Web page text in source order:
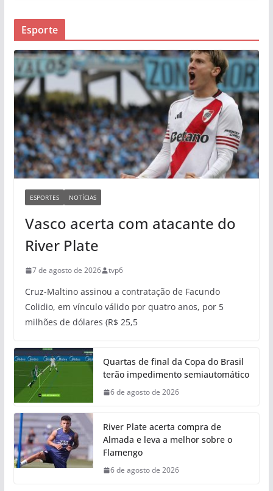
Esporte
ESPORTES NOTÍCIAS
Vasco acerta com atacante do
River Plate
7 de agosto de 2026 tvp6
Cruz-Maltino assinou a contratação de Facundo
Colidio, em vínculo válido por quatro anos, por 5
milhões de dólares (R$ 25,5
Quartas de final da Copa do Brasil
terão impedimento semiautomático
6 de agosto de 2026
River Plate acerta compra de
Almada e leva a melhor sobre o
Flamengo
6 de agosto de 2026